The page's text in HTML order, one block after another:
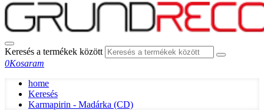
Keresés a termékek között
0Kosaram
home
Keresés
Karmapirin - Madárka (CD)